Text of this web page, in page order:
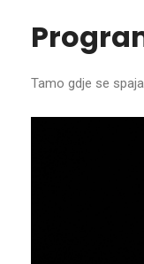
Tamo gdje se